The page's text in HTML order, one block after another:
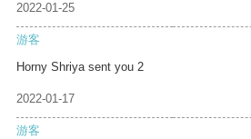
2022-01-25
游客
Horny Shriya sent you 2
2022-01-17
游客